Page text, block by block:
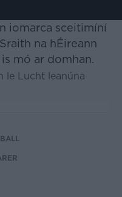
iomarca sceitimíní
na hÉireann
mó ar domhan.
le Lucht leanúna